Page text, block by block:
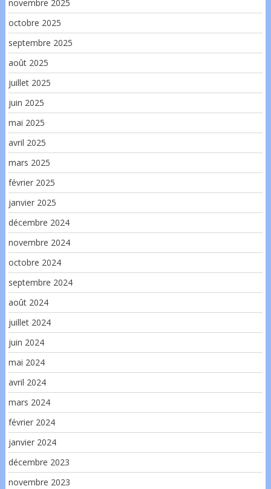
novembre 2025
octobre 2025
septembre 2025
août 2025
juillet 2025
juin 2025
mai 2025
avril 2025
mars 2025
février 2025
janvier 2025
décembre 2024
novembre 2024
octobre 2024
septembre 2024
août 2024
juillet 2024
juin 2024
mai 2024
avril 2024
mars 2024
février 2024
janvier 2024
décembre 2023
novembre 2023